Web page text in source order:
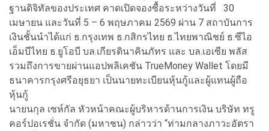
ฐานดิจิทัลของประเทศ คาดเปิดจองซื้อระหว่างวันที่ 30
เมษายน และวันที่ 5 – 6 พฤษภาคม 2569 ผ่าน 7 สถาบันการ
เงินชั้นนำได้แก่ ธ.กรุงเทพ ธ.กสิกรไทย ธ.ไทยพาณิชย์ ธ.ซีไอ
เอ็มบีไทย ธ.ยูโอบี บล.เกียรตินาคินภัทร และ บล.เอเซีย พลัส
รวมถึงการขายผ่านแอปพลิเคชัน TrueMoney Wallet โดยมี
ธนาคารกรุงศรีอยุธยา เป็นนายทะเบียนหุ้นกู้และผู้แทนผู้ถือ
หุ้นกู้
นายนกุล เซห์กัล หัวหน้าคณะผู้บริหารด้านการเงิน บริษัท ทรู
คอร์ปอเรชั่น จำกัด (มหาชน) กล่าวว่า “ท่ามกลางภาวะอัตรา